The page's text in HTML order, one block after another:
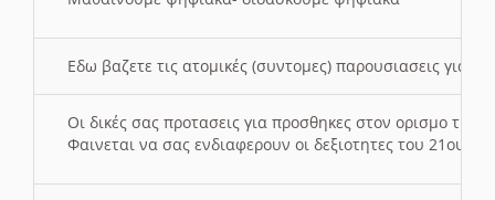
Εδω βαζετε τις ατομικές (συντομες) παρουσιασεις για
Οι δικές σας προτασεις για προσθηκες στον ορισμο
Φαινεται να σας ενδιαφερουν οι δεξιοτητες του 21ου